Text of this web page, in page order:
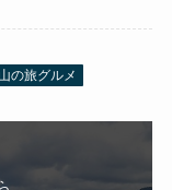
の旅グルメ